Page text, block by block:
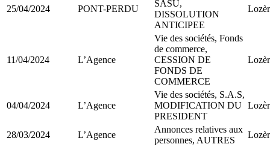
25/04/2024 PONT-PERDU
SASU,
DISSOLUTION
ANTICIPEE
11/04/2024 L’Agence
Vie des sociétés, Fonds
de commerce,
CESSION DE
FONDS DE
COMMERCE
04/04/2024 L’Agence
Vie des sociétés, S.A.S,
MODIFICATION DU
PRESIDENT
28/03/2024 L’Agence
Annonces relatives aux
personnes, AUTRES